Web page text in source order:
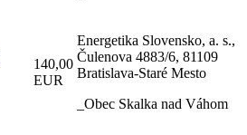
140,00
EUR
Energetika Slovensko, a. s.,
Čulenova 4883/6, 81109
Bratislava-Staré Mesto
_Obec Skalka nad Váhom